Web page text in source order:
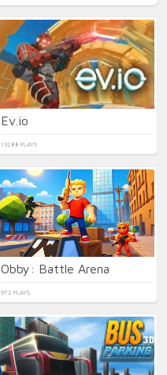
Ev.io
13288 PLAYS
Obby: Battle Arena
972 PLAYS